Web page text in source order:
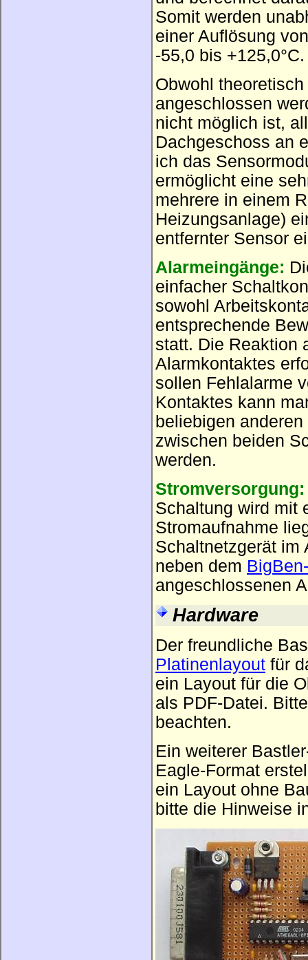
Somit werden
einer Auflösung
-55,0 bis +125,0°C.
Obwohl
angeschlossen
nicht möglich ist,
Dachgeschoss an
ich das
ermöglicht eine
mehrere in einem
Heizungsanlage)
entfernter Sensor
Alarmeingänge:
einfacher
sowohl
entsprechende
statt. Die Reaktion
Alarmkontaktes
sollen Fehlalarme
Kontaktes kann
beliebigen
zwischen beiden
werden.
Stromversorgung:
Schaltung wird mit
Stromaufnahme
Schaltnetzgerät im
neben dem
angeschlossenen
Hardware
Der freundliche
Platinenlayout für
ein Layout für die
als PDF-Datei.
beachten.
Ein weiterer
Eagle-Format
ein Layout ohne
bitte die Hinweise